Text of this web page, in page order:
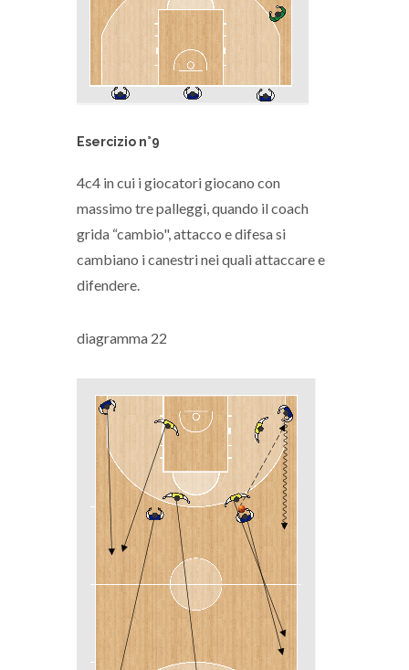
Esercizio n°9
4c4 in cui i giocatori giocano con
massimo tre palleggi, quando il coach
grida “cambio", attacco e difesa si
cambiano i canestri nei quali attaccare e
difendere.
diagramma 22